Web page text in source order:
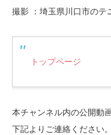
撮影 ：埼玉県川口市のテ
トップページ
本チャンネル内の公開動
下記よりご連絡ください。